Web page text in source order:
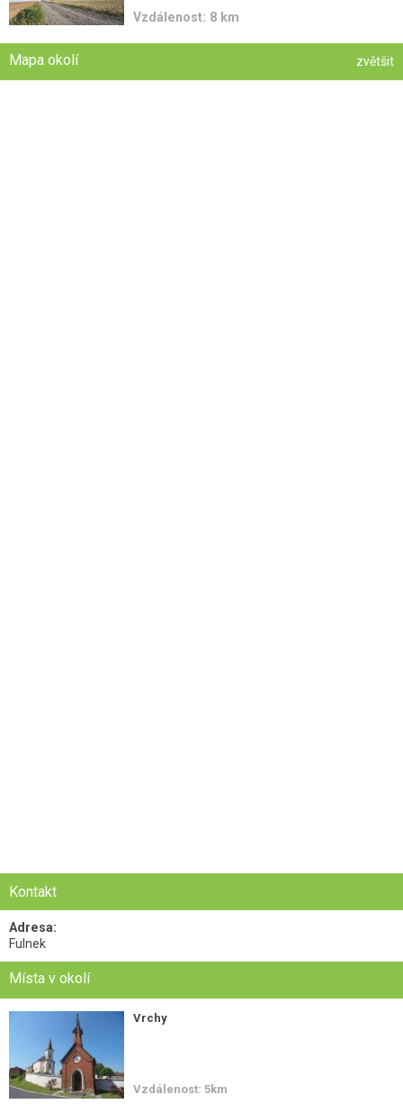
Vzdálenost: 8 km
Mapa okolí zvětšit
Kontakt
Adresa:
Fulnek
Místa v okolí
Vrchy
Vzdálenost: 5km